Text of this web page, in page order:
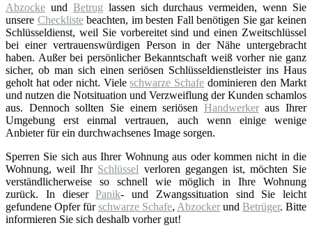
Abzocke und Betrug lassen sich durchaus vermeiden, wenn Sie
unsere Checklistebeachten, im besten Fall benötigen Sie gar keinen
Schlüsseldienst, weil Sie vorbereitet sind und einen Zweitschlüssel
bei einer vertrauenswürdigen Person in der Nähe untergebracht
haben. Außer bei persönlicher Bekanntschaft weiß vorher nie ganz
sicher, ob man sich einen seriösen Schlüsseldienstleister ins Haus
geholt hat oder nicht. Vieleschwarze Schafe dominieren den Markt
und nutzen die Notsituation und Verzweiflung der Kunden schamlos
aus. Dennoch sollten Sie einem seriösen Handwerkeraus Ihrer
Umgebung erst einmal vertrauen, auch wenn einige wenige
Anbieter für ein durchwachsenes Image sorgen.
Sperren Sie sich aus Ihrer Wohnung aus oder kommen nicht in die
Wohnung, weil Ihr Schlüssel verloren gegangen ist, möchten Sie
verständlicherweise so schnell wie möglich in Ihre Wohnung
zurück. In dieserPanik- und Zwangssituation sind Sie leicht
gefundene Opfer fürschwarze Schafe, Abzocker und Betrüger. Bitte
informieren Sie sich deshalb vorher gut!